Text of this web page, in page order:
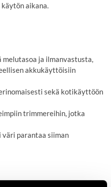
aikana.
melutasoa ja ilmanvastusta,
akkukäyttöisiin
sekä kotikäyttöön
trimmereihin, jotka
väri parantaa siiman